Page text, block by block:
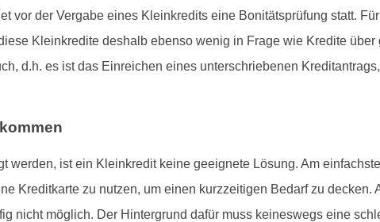
vor der Vergabe eines Kleinkredits eine Bonitätsprüfung statt.
Kleinkredite deshalb ebenso wenig in Frage wie Kredite
d.h. es ist das Einreichen eines unterschriebenen
werden, ist ein Kleinkredit keine geeignete Lösung. Am
Kreditkarte zu nutzen, um einen kurzzeitigen Bedarf zu decken.
nicht möglich. Der Hintergrund dafür muss keineswegs eine